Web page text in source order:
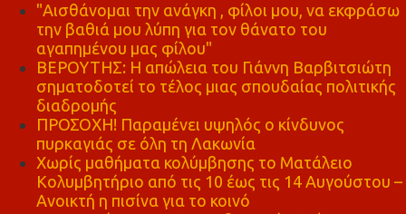
"Αισθάνομαι την ανάγκη , φίλοι μου, να εκφράσω
την βαθιά μου λύπη για τον θάνατο του
αγαπημένου μας φίλου"
ΒΕΡΟΥΤΗΣ: Η απώλεια του Γιάννη Βαρβιτσιώτη
σηματοδοτεί το τέλος μιας σπουδαίας πολιτικής
διαδρομής
ΠΡΟΣΟΧΗ! Παραμένει υψηλός ο κίνδυνος
πυρκαγιάς σε όλη τη Λακωνία
Χωρίς μαθήματα κολύμβησης το Ματάλειο
Κολυμβητήριο από τις 10 έως τις 14 Αυγούστου –
Ανοικτή η πισίνα για το κοινό